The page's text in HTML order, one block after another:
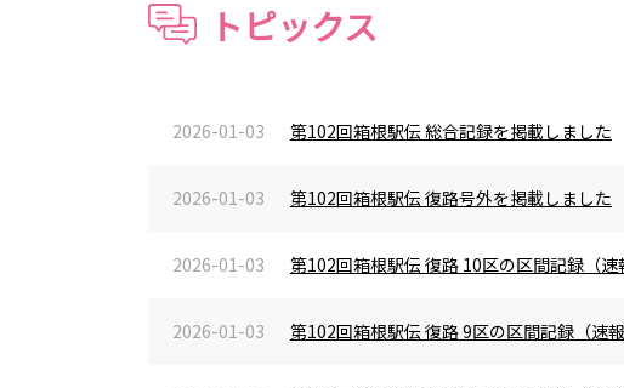
トピックス
2026-01-03 第102回箱根駅伝 総合記録を掲載しました
2026-01-03 第102回箱根駅伝 復路号外を掲載しました
2026-01-03 第102回箱根駅伝 復路 10区の区間記録（
2026-01-03 第102回箱根駅伝 復路 9区の区間記録（速